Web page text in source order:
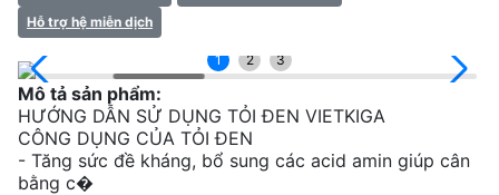
Hỗ trợ hệ miễn dịch
1 2 3
Mô tả sản phẩm:
HƯỚNG DẪN SỬ DỤNG TỎI ĐEN VIETKIGA
CÔNG DỤNG CỦA TỎI ĐEN
- Tăng sức đề kháng, bổ sung các acid amin giúp cân
bằng c�